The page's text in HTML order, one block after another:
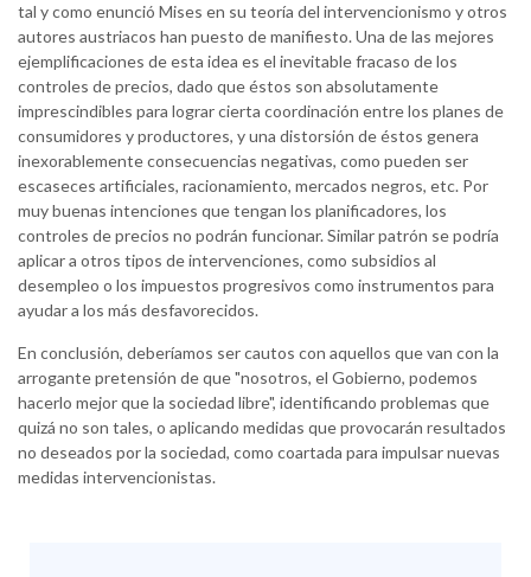
tal y como enunció Mises en su teoría del intervencionismo y otros
autores austriacos han puesto de manifiesto. Una de las mejores
ejemplificaciones de esta idea es el inevitable fracaso de los
controles de precios, dado que éstos son absolutamente
imprescindibles para lograr cierta coordinación entre los planes de
consumidores y productores, y una distorsión de éstos genera
inexorablemente consecuencias negativas, como pueden ser
escaseces artificiales, racionamiento, mercados negros, etc. Por
muy buenas intenciones que tengan los planificadores, los
controles de precios no podrán funcionar. Similar patrón se podría
aplicar a otros tipos de intervenciones, como subsidios al
desempleo o los impuestos progresivos como instrumentos para
ayudar a los más desfavorecidos.
En conclusión, deberíamos ser cautos con aquellos que van con la
arrogante pretensión de que "nosotros, el Gobierno, podemos
hacerlo mejor que la sociedad libre", identificando problemas que
quizá no son tales, o aplicando medidas que provocarán resultados
no deseados por la sociedad, como coartada para impulsar nuevas
medidas intervencionistas.